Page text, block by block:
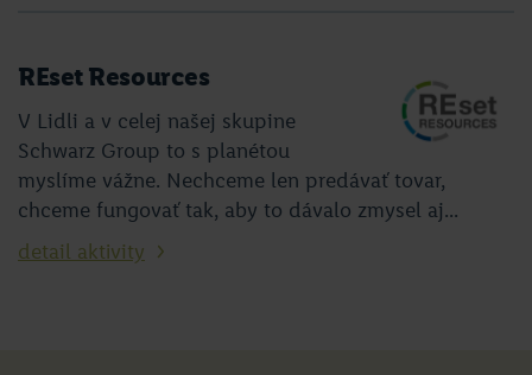
REset Resources
V Lidli a v celej našej skupine
Schwarz Group to s planétou
myslíme vážne. Nechceme len predávať tovar,
chceme fungovať tak, aby to dávalo zmysel aj...
detail aktivity